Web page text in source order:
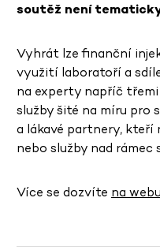
soutěž není
Vyhrát lze finanční
využití laboratoří a
na experty napříč
služby šité na míru pro
a lákavé partnery,
nebo služby nad rámec
Více se dozvíte na